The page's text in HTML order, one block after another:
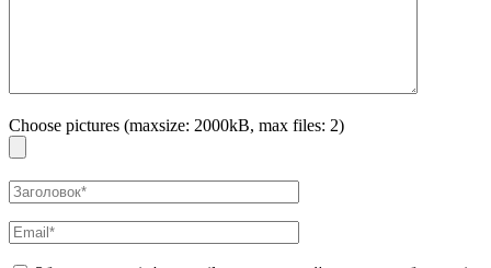
Choose pictures (maxsize: 2000kB, max files: 2)